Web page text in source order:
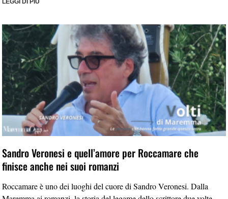
Sandro Veronesi e quell’amore per Roccamare che
finisce anche nei suoi romanzi
Roccamare è uno dei luoghi del cuore di Sandro Veronesi. Dalla